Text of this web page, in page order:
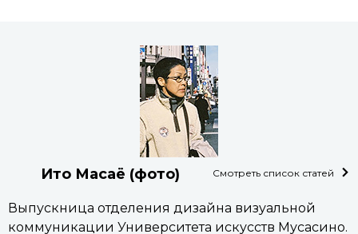
Ито Масаё (фото) Смотреть список статей
Выпускница отделения дизайна визуальной
коммуникации Университета искусств Мусасино.